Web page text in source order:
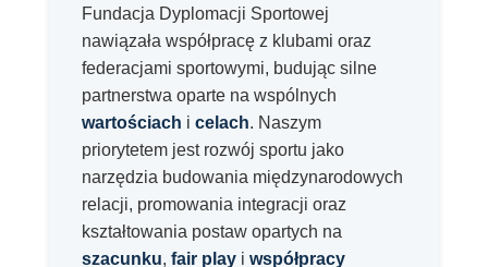
Fundacja Dyplomacji Sportowej
nawiązała współpracę z klubami oraz
federacjami sportowymi, budując silne
partnerstwa oparte na wspólnych
wartościach i celach. Naszym
priorytetem jest rozwój sportu jako
narzędzia budowania międzynarodowych
relacji, promowania integracji oraz
kształtowania postaw opartych na
szacunku, fair play i współpracy